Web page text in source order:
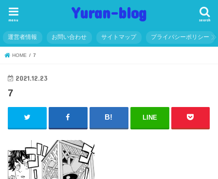
Yuran-blog search
menu
運営者情報 お問い合わせ サイトマップ プライバシーポリシー
HOME 7
2021.12.23
7
LINE